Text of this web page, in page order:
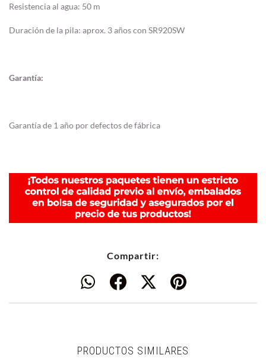
Resistencia al agua: 50 m
Duración de la pila: aprox. 3 años con SR920SW
Garantía:
Garantía de 1 año por defectos de fábrica
Compartir:
PRODUCTOS SIMILARES